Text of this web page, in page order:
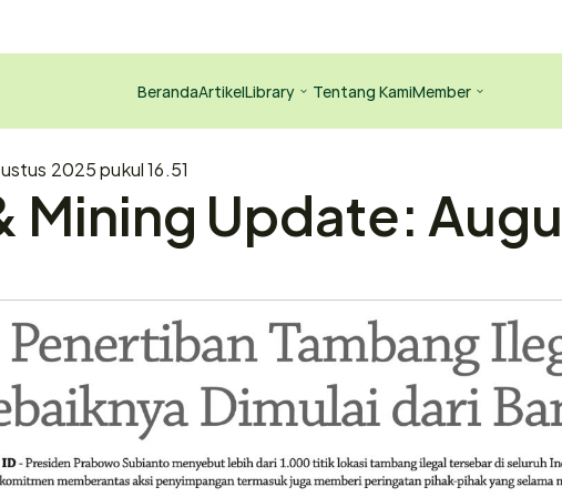
BerandaArtikelLibrary Tentang KamiMember
2025 pukul 16.51
Mining Update: